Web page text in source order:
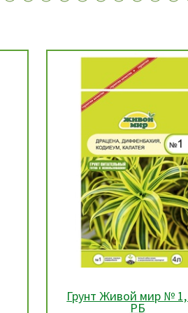
Грунт Живой мир № 2,
РБ